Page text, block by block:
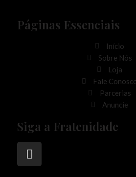
Páginas Essenciais
Início
Sobre Nós
Loja
Fale
Parcerias
Anuncie
Siga a Fratenidade